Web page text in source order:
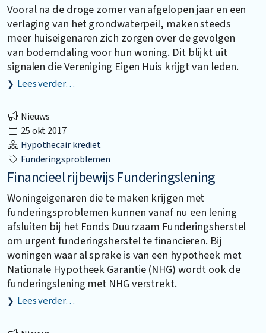
Vooral na de droge zomer van afgelopen jaar en een
verlaging van het grondwaterpeil, maken steeds
meer huiseigenaren zich zorgen over de gevolgen
van bodemdaling voor hun woning. Dit blijkt uit
signalen die Vereniging Eigen Huis krijgt van leden.
Lees verder…
Nieuws
25 okt 2017
Hypothecair krediet
Funderingsproblemen
Financieel rijbewijs Funderingslening
Woningeigenaren die te maken krijgen met
funderingsproblemen kunnen vanaf nu een lening
afsluiten bij het Fonds Duurzaam Funderingsherstel
om urgent funderingsherstel te financieren. Bij
woningen waar al sprake is van een hypotheek met
Nationale Hypotheek Garantie (NHG) wordt ook de
funderingslening met NHG verstrekt.
Lees verder…